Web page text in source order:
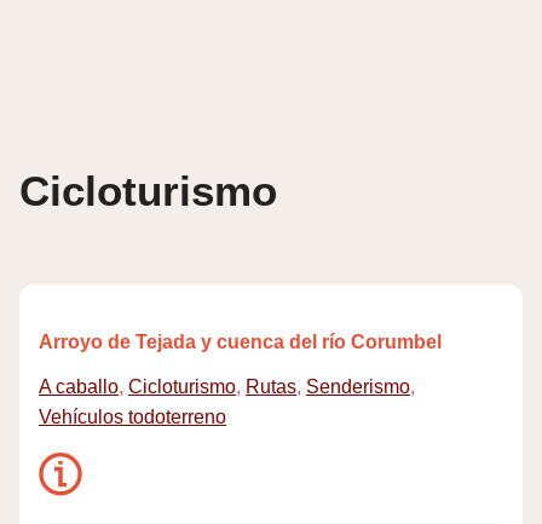
Cicloturismo
Arroyo de Tejada y cuenca del río Corumbel
A caballo, Cicloturismo, Rutas, Senderismo,
Vehículos todoterreno